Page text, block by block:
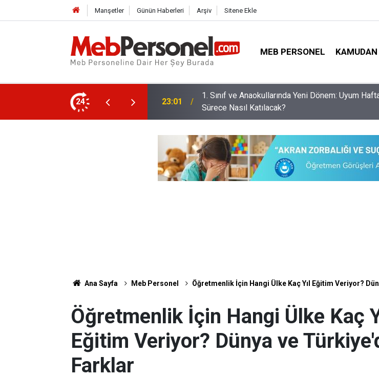
Manşetler Günün Haberleri Arşiv Sitene Ekle
MEB PERSONEL
24
Uyum Haftası Ne Zaman, Veliler
22:32 Öğretmenleri Norm Fazlası Resen Atamadan
Ana Sayfa Meb Personel Öğretmenlik İçin Hangi Ülke Kaç Yıl Eğitim Veriyor?
Öğretmenlik İçin Hangi Ülke Kaç
Eğitim Veriyor? Dünya ve
Farklar